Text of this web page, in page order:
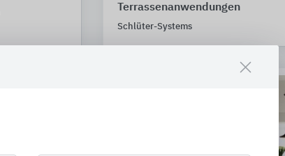
Terrassenanwendungen
Schlüter-Systems